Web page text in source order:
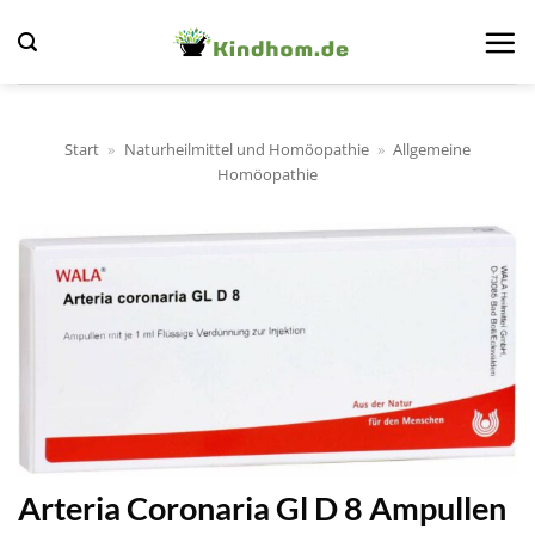
Inhalt
springen
Start » Naturheilmittel und Homöopathie » Allgemeine
Homöopathie
Arteria Coronaria Gl D 8 Ampullen